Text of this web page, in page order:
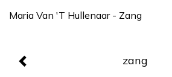
Maria Van 't Hullenaar - Zang
zang